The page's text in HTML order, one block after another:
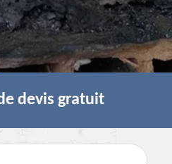
devis gratuit